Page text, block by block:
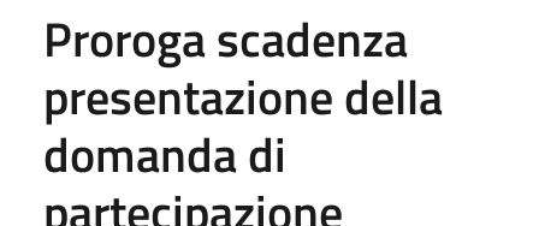
Proroga scadenza
presentazione della
domanda di